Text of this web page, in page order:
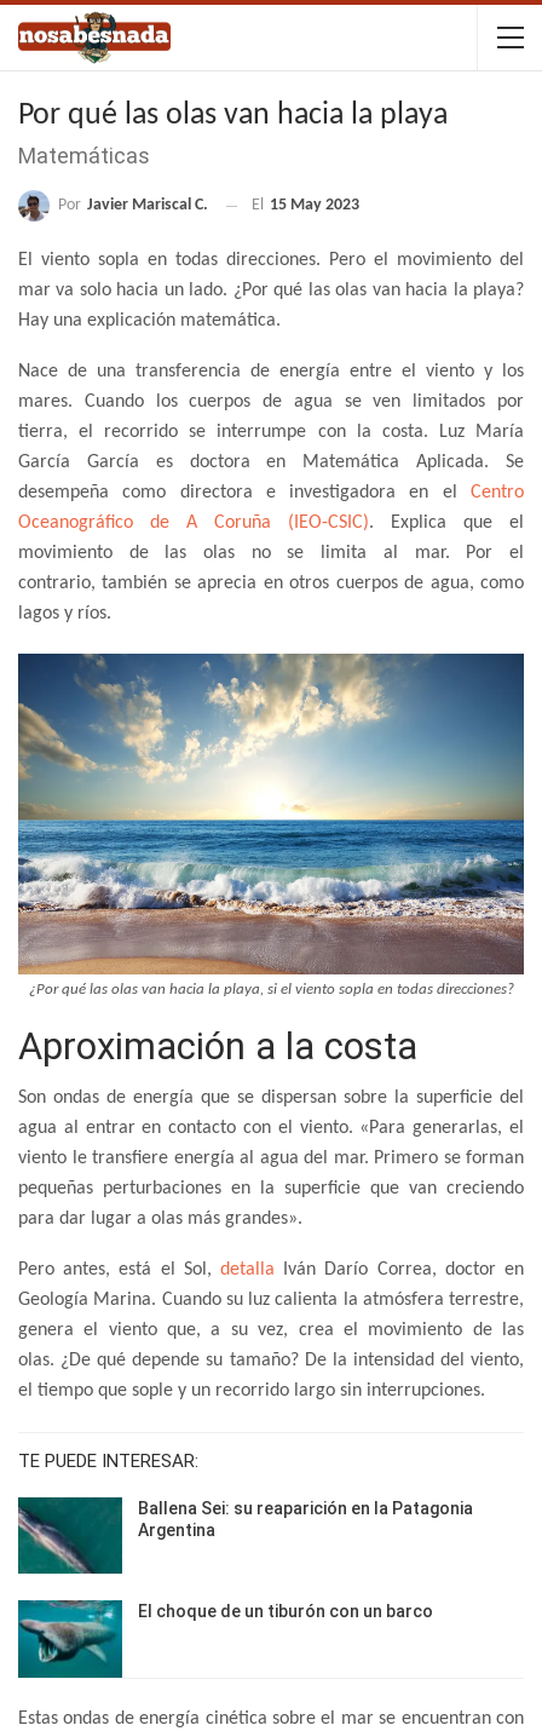
Por qué las olas van hacia la playa
Matemáticas
Por Javier Mariscal C. El 15 May 2023
El viento sopla en todas direcciones. Pero el movimiento del
mar va solo hacia un lado. ¿Por qué las olas van hacia la playa?
Hay una explicación matemática.
Nace de una transferencia de energía entre el viento y los
mares. Cuando los cuerpos de agua se ven limitados por
tierra, el recorrido se interrumpe con la costa. Luz María
García García es doctora en Matemática Aplicada. Se
desempeña como directora e investigadora en el Centro
Oceanográfico de A Coruña (IEO-CSIC). Explica que el
movimiento de las olas no se limita al mar. Por el
contrario, también se aprecia en otros cuerpos de agua, como
lagos y ríos.
¿Por qué las olas van hacia la playa, si el viento sopla en todas direcciones?
Aproximación a la costa
Son ondas de energía que se dispersan sobre la superficie del
agua al entrar en contacto con el viento. «Para generarlas, el
viento le transfiere energía al agua del mar. Primero se forman
pequeñas perturbaciones en la superficie que van creciendo
para dar lugar a olas más grandes».
Pero antes, está el Sol, detalla Iván Darío Correa, doctor en
Geología Marina. Cuando su luz calienta la atmósfera terrestre,
genera el viento que, a su vez, crea el movimiento de las
olas. ¿De qué depende su tamaño? De la intensidad del viento,
el tiempo que sople y un recorrido largo sin interrupciones.
TE PUEDE INTERESAR:
Ballena Sei: su reaparición en la Patagonia
Argentina
El choque de un tiburón con un barco
Estas ondas de energía cinética sobre el mar se encuentran con